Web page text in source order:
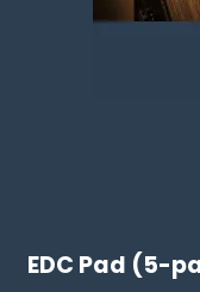
EDC Pad (5-